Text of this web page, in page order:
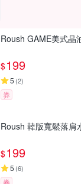
Roush GAME美式晶
$199
5 (2)
券
Roush 韓版寬鬆落肩
$199
5 (6)